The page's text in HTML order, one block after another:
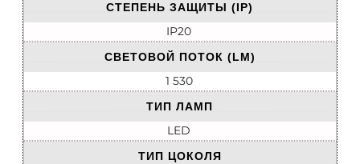
СТЕПЕНЬ ЗАЩИТЫ (IP)
IP20
СВЕТОВОЙ ПОТОК (LM)
1 530
ТИП ЛАМП
LED
ТИП ЦОКОЛЯ